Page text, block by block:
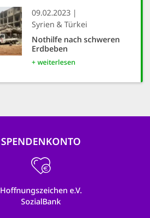
09.02.2023
Syrien & Türkei
Nothilfe nach schweren
Erdbeben
+ weiterlesen
SPENDENKONTO
Hoffnungszeichen e.V.
SozialBank